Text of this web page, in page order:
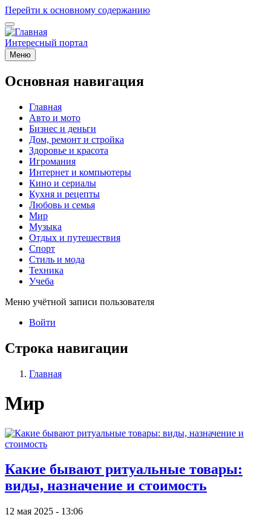
Перейти к основному содержанию
Интересный портал
Меню
Основная навигация
Главная
Авто и мото
Бизнес и деньги
Дом, ремонт и стройка
Здоровье и красота
Игромания
Интернет и компьютеры
Кино и сериалы
Кухня и рецепты
Любовь и семья
Мир
Музыка
Отдых и путешествия
Спорт
Стиль и мода
Техника
Учеба
Меню учётной записи пользователя
Войти
Строка навигации
Главная
Мир
Какие бывают ритуальные товары:
виды, назначение и стоимость
12 мая 2025 - 13:06